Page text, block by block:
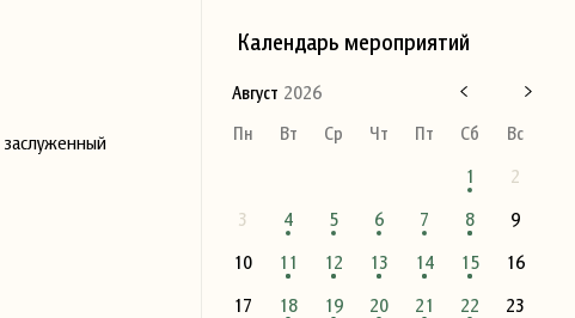
Календарь мероприятий
Август 2026
Пн
Вт Ср Чт Пт Сб
Вс
1
2
3
4 5 6 7 8
9
10
11 12 13 14 15
16
17
18 19 20 21 22
23